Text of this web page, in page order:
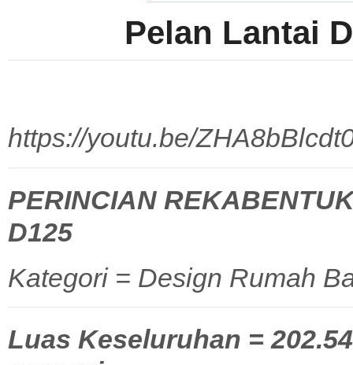
Pelan Lantai
https://youtu.be/
PERINCIAN
D125
Kategori = Design Rumah
Luas Keseluruhan =